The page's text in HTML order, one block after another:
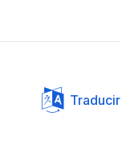
Traducir